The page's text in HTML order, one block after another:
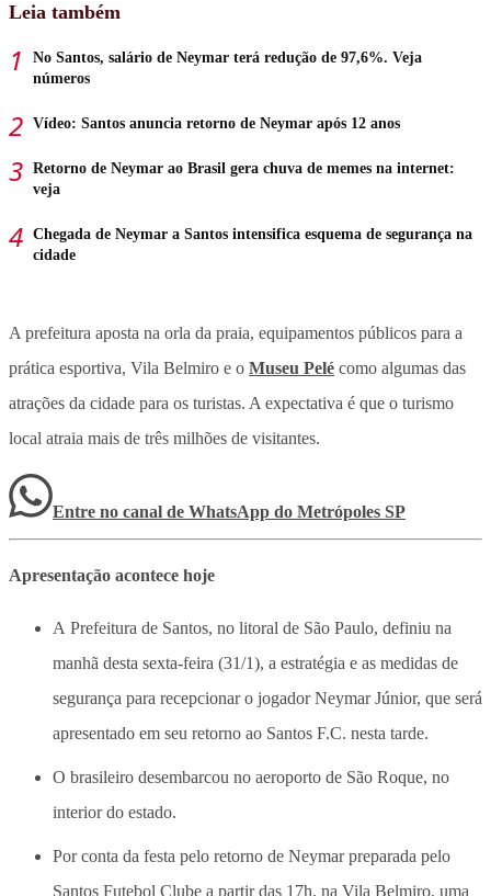
Leia também
No Santos, salário de Neymar terá redução de 97,6%. Veja
números
Vídeo: Santos anuncia retorno de Neymar após 12 anos
Retorno de Neymar ao Brasil gera chuva de memes na internet:
veja
Chegada de Neymar a Santos intensifica esquema de segurança na
cidade
A prefeitura aposta na orla da praia, equipamentos públicos para a
prática esportiva, Vila Belmiro e o Museu Pelé como algumas das
atrações da cidade para os turistas. A expectativa é que o turismo
local atraia mais de três milhões de visitantes.
Entre no canal de WhatsApp do Metrópoles SP
Apresentação acontece hoje
A Prefeitura de Santos, no litoral de São Paulo, definiu na
manhã desta sexta-feira (31/1), a estratégia e as medidas de
segurança para recepcionar o jogador Neymar Júnior, que será
apresentado em seu retorno ao Santos F.C. nesta tarde.
O brasileiro desembarcou no aeroporto de São Roque, no
interior do estado.
Por conta da festa pelo retorno de Neymar preparada pelo
Santos Futebol Clube a partir das 17h, na Vila Belmiro, uma